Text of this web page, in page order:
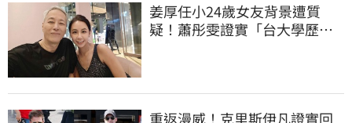
姜厚任小24歲女友背景遭質
疑！蕭彤雯證實「台大學歷是
重返漫威！克里斯伊凡證實回